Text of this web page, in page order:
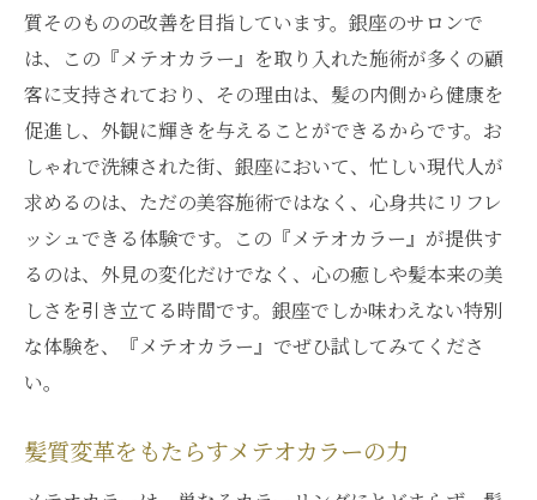
質そのものの改善を目指しています。銀座のサロンで
は、この『メテオカラー』を取り入れた施術が多くの顧
客に支持されており、その理由は、髪の内側から健康を
促進し、外観に輝きを与えることができるからです。お
しゃれで洗練された街、銀座において、忙しい現代人が
求めるのは、ただの美容施術ではなく、心身共にリフレ
ッシュできる体験です。この『メテオカラー』が提供す
るのは、外見の変化だけでなく、心の癒しや髪本来の美
しさを引き立てる時間です。銀座でしか味わえない特別
な体験を、『メテオカラー』でぜひ試してみてくださ
い。
髪質変革をもたらすメテオカラーの力